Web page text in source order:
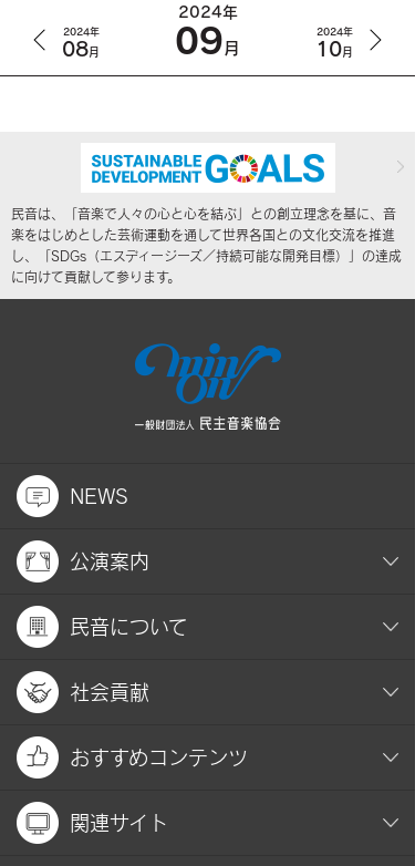
2024年
08月
2024年
09月
2024年
10月
民音は、「音楽で人々の心と心を結ぶ」との創立理念を基に、音
楽をはじめとした芸術運動を通して世界各国との文化交流を推進
し、「SDGs（エスディージーズ／持続可能な開発目標）」の達成
に向けて貢献して参ります。
NEWS
公演案内
民音について
社会貢献
おすすめコンテンツ
関連サイト